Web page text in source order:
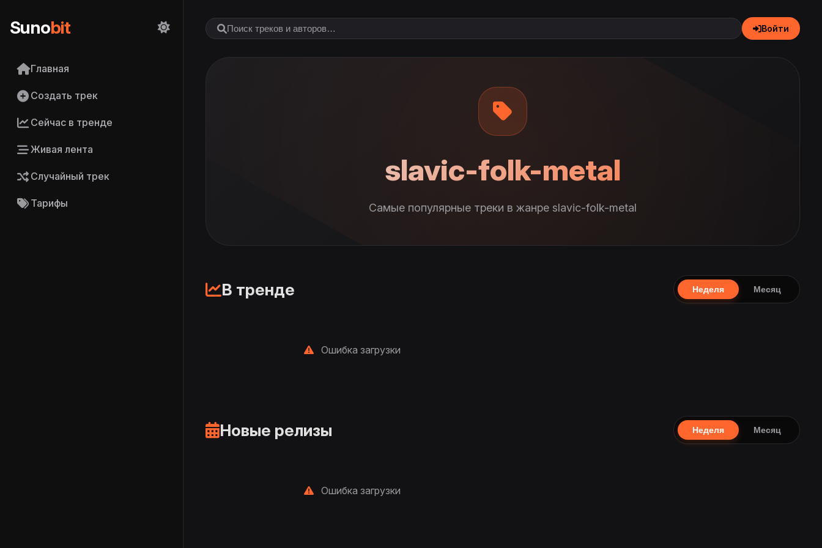
Sunobit
Главная
Создать трек
Сейчас в тренде
Живая лента
Случайный трек
Тарифы
Войти
slavic-folk-metal
Самые популярные треки в жанре slavic-folk-metal
В тренде Неделя Месяц
Ошибка загрузки
Новые релизы Неделя Месяц
Ошибка загрузки